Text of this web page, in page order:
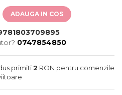
ADAUGA IN COS
0747854850
primiti2 RON pentru comenzile